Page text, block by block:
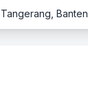
Banten